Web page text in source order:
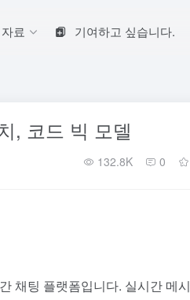
료 기여하고 싶습니다.
, 코드 빅 모델
132.8K 0
채팅 플랫폼입니다. 실시간 메